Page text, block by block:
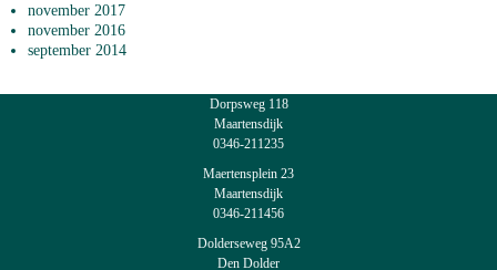
november 2017
november 2016
september 2014
Dorpsweg 118
Maartensdijk
0346-211235
Maertensplein 23
Maartensdijk
0346-211456
Dolderseweg 95A2
Den Dolder